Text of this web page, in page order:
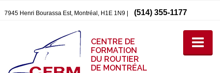
7945 Henri Bourassa Est, Montréal, H1E 1N9 | (514) 355-1177
CENTRE DE
FORMATION
DU ROUTIER
DE MONTRÉAL